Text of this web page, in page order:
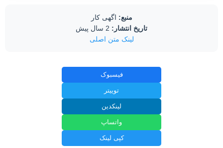
منبع: اگهی کار
تاریخ انتشار:
لینک متن اصلی
فیسبوک
توییتر
لینکدین
واتساپ
کپی لینک